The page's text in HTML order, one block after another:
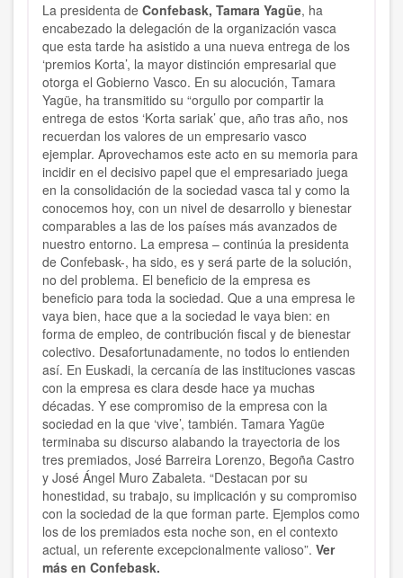
La presidenta de Confebask, Tamara Yagüe, ha
encabezado la delegación de la organización vasca
que esta tarde ha asistido a una nueva entrega de los
‘premios Korta’, la mayor distinción empresarial que
otorga el Gobierno Vasco. En su alocución, Tamara
Yagüe, ha transmitido su “orgullo por compartir la
entrega de estos ‘Korta sariak’ que, año tras año, nos
recuerdan los valores de un empresario vasco
ejemplar. Aprovechamos este acto en su memoria para
incidir en el decisivo papel que el empresariado juega
en la consolidación de la sociedad vasca tal y como la
conocemos hoy, con un nivel de desarrollo y bienestar
comparables a las de los países más avanzados de
nuestro entorno. La empresa – continúa la presidenta
de Confebask-, ha sido, es y será parte de la solución,
no del problema. El beneficio de la empresa es
beneficio para toda la sociedad. Que a una empresa le
vaya bien, hace que a la sociedad le vaya bien: en
forma de empleo, de contribución fiscal y de bienestar
colectivo. Desafortunadamente, no todos lo entienden
así. En Euskadi, la cercanía de las instituciones vascas
con la empresa es clara desde hace ya muchas
décadas. Y ese compromiso de la empresa con la
sociedad en la que ‘vive’, también. Tamara Yagüe
terminaba su discurso alabando la trayectoria de los
tres premiados, José Barreira Lorenzo, Begoña Castro
y José Ángel Muro Zabaleta. “Destacan por su
honestidad, su trabajo, su implicación y su compromiso
con la sociedad de la que forman parte. Ejemplos como
los de los premiados esta noche son, en el contexto
actual, un referente excepcionalmente valioso”. Ver
más en Confebask.